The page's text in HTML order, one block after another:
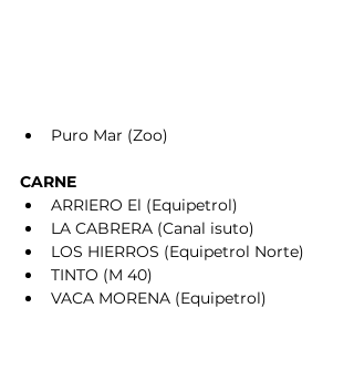
Puro Mar (Zoo)
CARNE
ARRIERO El (Equipetrol)
LA CABRERA (Canal isuto)
LOS HIERROS (Equipetrol Norte)
TINTO (M 40)
VACA MORENA (Equipetrol)